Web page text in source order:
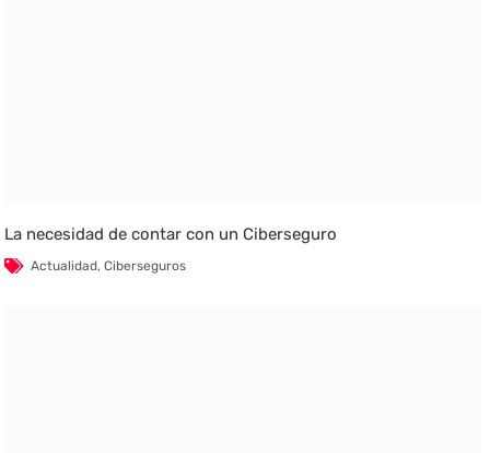
La necesidad de contar con un Ciberseguro
Actualidad,Ciberseguros